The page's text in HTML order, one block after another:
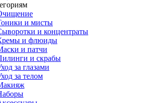
и мисты
и концентраты
и флюиды
и патчи
и скрабы
за глазами
за телом